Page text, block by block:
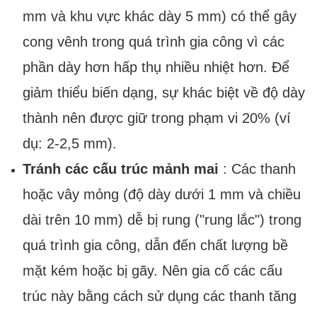
mm và khu vực khác dày 5 mm) có thể gây
cong vênh trong quá trình gia công vì các
phần dày hơn hấp thụ nhiều nhiệt hơn. Để
giảm thiểu biến dạng, sự khác biệt về độ dày
thành nên được giữ trong phạm vi 20% (ví
dụ: 2-2,5 mm).
Tránh các cấu trúc mảnh mai : Các thanh
hoặc vây mỏng (độ dày dưới 1 mm và chiều
dài trên 10 mm) dễ bị rung ("rung lắc") trong
quá trình gia công, dẫn đến chất lượng bề
mặt kém hoặc bị gãy. Nên gia cố các cấu
trúc này bằng cách sử dụng các thanh tăng